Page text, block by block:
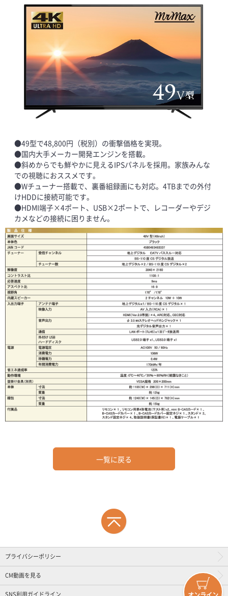
●49型で48,800円（税別）の衝撃価格を実現。
●国内大手メーカー開発エンジンを搭載。
●斜めからでも鮮やかに見えるIPSパネルを採用。家族みんな
での視聴におススメです。
●Wチューナー搭載で、裏番組録画にも対応。4TBまでの外付
けHDDに接続可能です。
●HDMI端子×4ポート、USB×2ポートで、レコーダーやデジ
カメなどの接続に困りません。
一覧に戻る
プライバシーポリシー
CM動画を見る